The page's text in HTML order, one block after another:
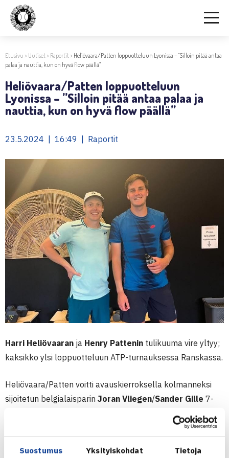
Suostumus Yksityiskohdat Tietoja
Etusivu > Uutiset> Raportit> Heliövaara/Patten loppuotteluun Lyonissa – ”Silloin pitää antaa
palaa ja nauttia, kun on hyvä flow päällä”
Heliövaara/Patten loppuotteluun
Lyonissa – ”Silloin pitää antaa palaa ja
nauttia, kun on hyvä flow päällä”
23.5.2024 | 16:49 | Raportit
Harri Heliövaaran ja Henry Pattenin tulikuuma vire yltyy;
kaksikko ylsi loppuotteluun ATP-turnauksessa Ranskassa.
Heliövaara/Patten voitti avauskierroksella kolmanneksi
sijoitetun belgialaisparin Joran Vliegen/Sander Gille 7-
Luciano Darderi
Fernando
6-3, 6-7(5), 10-7 ja välierässä toiseksi sijoitetut